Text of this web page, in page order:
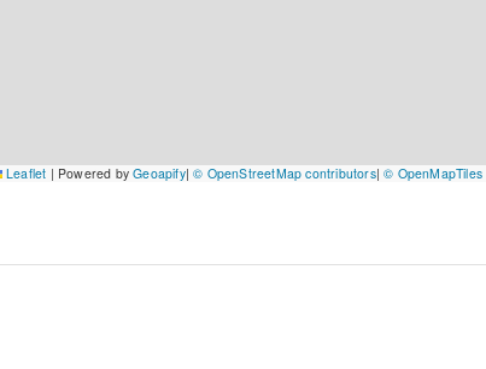
Leaflet | Powered byGeoapify|© OpenStreetMap contributors|© OpenMapTiles